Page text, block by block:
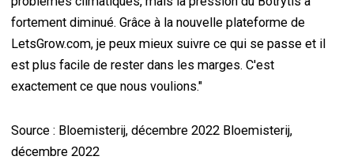
fortement diminué. Grâce à la nouvelle plateforme de
LetsGrow.com, je peux mieux suivre ce qui se passe et il
est plus facile de rester dans les marges. C'est
exactement ce que nous voulions."
Source : Bloemisterij, décembre 2022 Bloemisterij,
décembre 2022